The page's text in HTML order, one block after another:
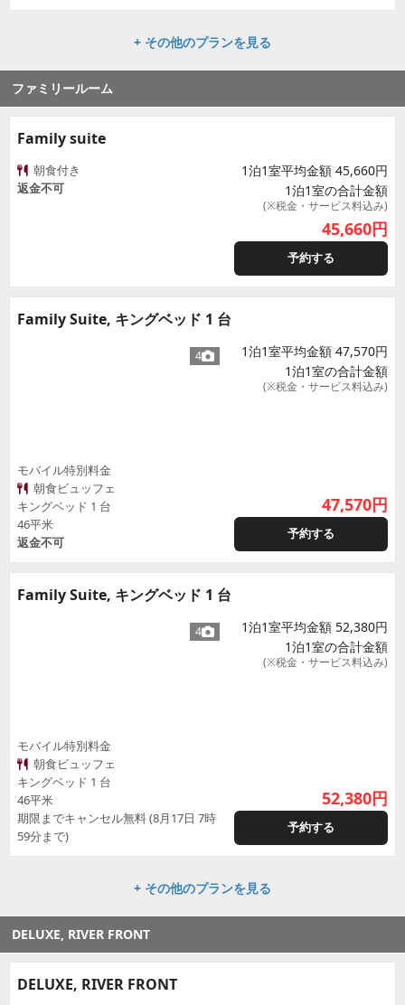
+ その他のプランを見る
ファミリールーム
Family suite
朝食付き
返金不可
1泊1室平均金額 45,660円
1泊1室の合計金額
(※税金・サービス料込み)
45,660円
予約する
Family Suite, キングベッド 1 台
4
モバイル特別料金
朝食ビュッフェ
キングベッド 1 台
46平米
返金不可
1泊1室平均金額 47,570円
1泊1室の合計金額
(※税金・サービス料込み)
47,570円
予約する
Family Suite, キングベッド 1 台
4
モバイル特別料金
朝食ビュッフェ
キングベッド 1 台
46平米
期限までキャンセル無料 (8月17日 7時
59分まで)
1泊1室平均金額 52,380円
1泊1室の合計金額
(※税金・サービス料込み)
52,380円
予約する
+ その他のプランを見る
DELUXE, RIVER FRONT
DELUXE, RIVER FRONT